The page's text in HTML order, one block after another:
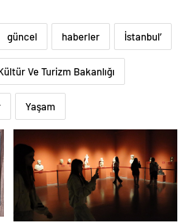
güncel haberler İstanbul’
Ve Turizm Bakanlığı
Yaşam